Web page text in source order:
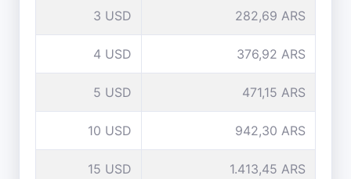
3 USD 282,69 ARS
4 USD 376,92 ARS
5 USD 471,15 ARS
10 USD 942,30 ARS
15 USD 1.413,45 ARS